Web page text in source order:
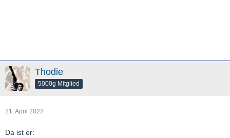
Thodie
5000g Mitglied
21. April 2022
Da ist er: